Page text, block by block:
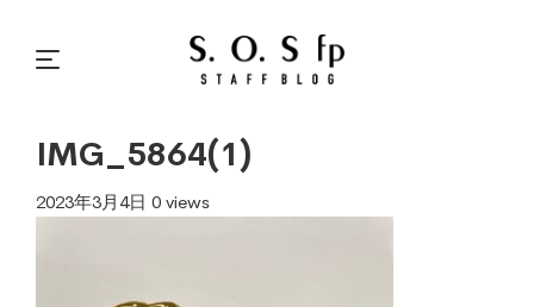
IMG_5864(1)
2023年3月4日 0 views